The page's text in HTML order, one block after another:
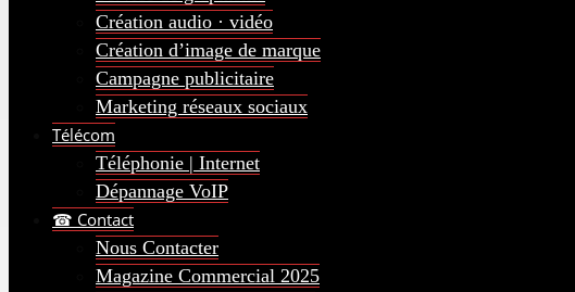
Création audio · vidéo
Création d’image de marque
Campagne publicitaire
Marketing réseaux sociaux
Télécom
Téléphonie | Internet
Dépannage VoIP
☎ Contact
Nous Contacter
Magazine Commercial 2025